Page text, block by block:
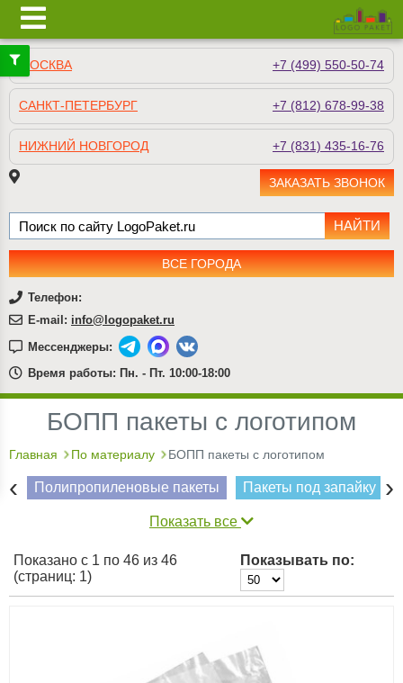
МОСКВА +7 (499) 550-50-74
САНКТ-ПЕТЕРБУРГ +7 (812) 678-99-38
НИЖНИЙ НОВГОРОД +7 (831) 435-16-76
ЗАКАЗАТЬ ЗВОНОК
ВСЕ ГОРОДА
Телефон:
E-mail: info@logopaket.ru
Мессенджеры:
Время работы: Пн. - Пт. 10:00-18:00
БОПП пакеты с логотипом
Главная По материалу БОПП пакеты с логотипом
Полипропиленовые пакеты Пакеты под запайку
‹ ›
Показать все
Показано с 1 по 46 из 46
(страниц: 1)
Показывать по: